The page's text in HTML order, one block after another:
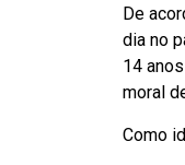
De
dia no
14
moral
Como